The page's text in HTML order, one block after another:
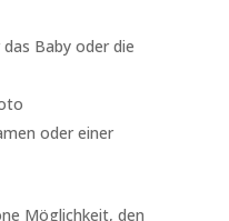
Baby oder die
oder einer
Möglichkeit, den